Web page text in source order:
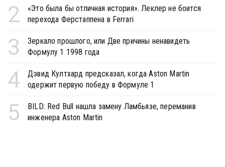
2
«Это была бы отличная история». Леклер не боится
перехода Ферстаппена в Ferrari
3
Зеркало прошлого, или Две причины ненавидеть
Формулу 1 1998 года
4
Дэвид Култхард предсказал, когда Aston Martin
одержит первую победу в Формуле 1
5
BILD: Red Bull нашла замену Ламбьязе, переманив
инженера Aston Martin